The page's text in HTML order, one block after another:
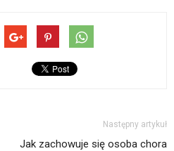
Następny artykuł
Jak zachowuje się osoba chora